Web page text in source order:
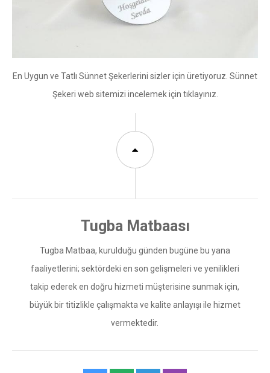
En Uygun ve Tatlı Sünnet Şekerlerini sizler için üretiyoruz. Sünnet
Şekeri web sitemizi incelemek için tıklayınız.
Tugba Matbaa, kurulduğu günden bugüne bu yana
faaliyetlerini; sektördeki en son gelişmeleri ve yenilikleri
takip ederek en doğru hizmeti müşterisine sunmak için,
büyük bir titizlikle çalışmakta ve kalite anlayışı ile hizmet
vermektedir.